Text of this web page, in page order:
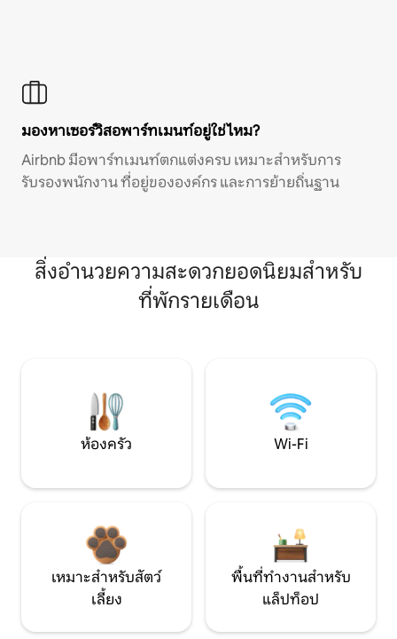
มองหาเซอร์วิสอพาร์ทเมนท์อยู่ใช่ไหม?
Airbnb มีอพาร์ทเมนท์ตกแต่งครบ เหมาะสำหรับการ
รับรองพนักงาน ที่อยู่ขององค์กร และการย้ายถิ่นฐาน
สิ่งอำนวยความสะดวกยอดนิยมสำหรับ
ที่พักรายเดือน
ห้องครัว Wi-Fi
เหมาะสำหรับสัตว์
เลี้ยง
พื้นที่ทำงานสำหรับ
แล็ปท็อป